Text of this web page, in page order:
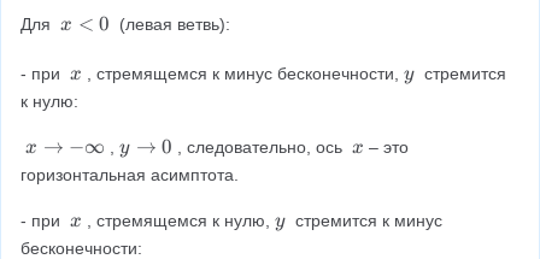
i
ft
y
g
t
a
r
o
w
0
g
t
r
o
-
Для x
0
x < 0 (левая ветвь):
- при \
\
x , стремящемся к минус бесконечности, \
y стремится
к нулю:
x
\
g
h
x → −∞
y
\
g
h
y → 0 , следовательно, ось \
x – это
горизонтальная асимптота.
- при \
\
x , стремящемся к нулю, \
y стремится к минус
бесконечности: